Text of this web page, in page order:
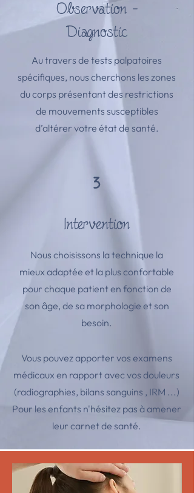
Observation -
Diagnostic
Au travers de tests palpatoires
spécifiques, nous cherchons les zones
du corps présentant des restrictions
de mouvements susceptibles
d’altérer votre état de santé.
3
Intervention
Nous choisissons la technique la
mieux adaptée et la plus confortable
pour chaque patient en fonction de
son âge, de sa morphologie et son
besoin.
Vous pouvez apporter vos examens
médicaux en rapport avec vos douleurs
(radiographies, bilans sanguins , IRM ...)
Pour les enfants n'hésitez pas à amener
leur carnet de santé.